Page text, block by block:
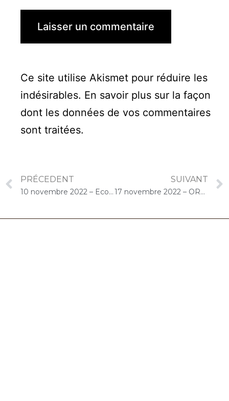
Ce site utilise Akismet pour réduire les
indésirables. En savoir plus sur la façon
dont les données de vos commentaires
sont traitées.
PRÉCEDENT
10 novembre 2022 – Ecole maternelle Albert Calmette (Athis-Mons) : Atelier « Duo CelloPiano » Spécial Noël
SUIVANT
17 novembre 2022 – ORPEA Saint-Jacques (Paris) : Concert « Cello Solo »